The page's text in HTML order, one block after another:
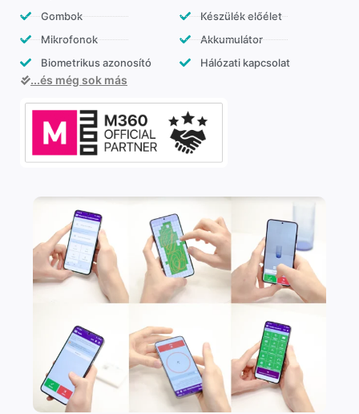
Gombok
Mikrofonok
Biometrikus azonosító
Készülék előélet
Akkumulátor
Hálózati kapcsolat
...és még sok más